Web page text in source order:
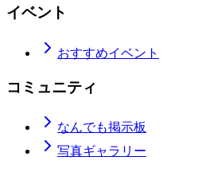
イベント
おすすめイベント
コミュニティ
なんでも掲示板
写真ギャラリー